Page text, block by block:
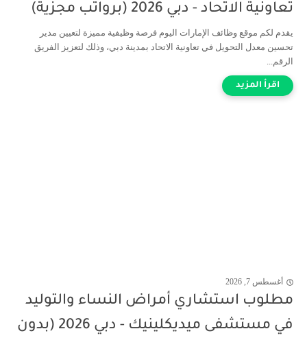
تعاونية الاتحاد - دبي 2026 (برواتب مجزية)
يقدم لكم موقع وظائف الإمارات اليوم فرصة وظيفية مميزة لتعيين مدير
تحسين معدل التحويل في تعاونية الاتحاد بمدينة دبي، وذلك لتعزيز الفريق
الرقم...
أغسطس 7, 2026
مطلوب استشاري أمراض النساء والتوليد
في مستشفى ميديكلينيك - دبي 2026 (بدون